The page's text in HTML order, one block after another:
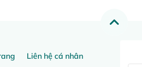
Liên hệ cá nhân